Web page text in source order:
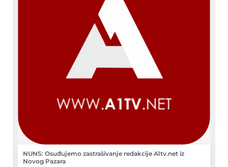
NUNS: Osuđujemo zastrašivanje redakcije A1tv.net iz
Novog Pazara